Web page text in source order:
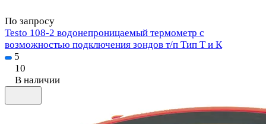
По запросу
Testo 108-2 водонепроницаемый термометр с
возможностью подключения зондов т/п Тип Т и К
5
10
В наличии